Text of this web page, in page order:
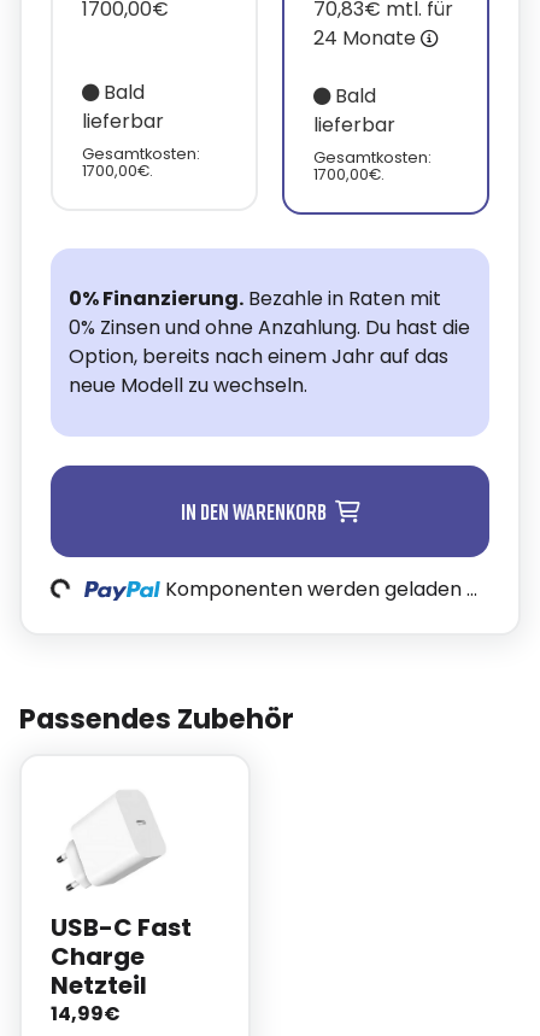
1700,00€
Bald
lieferbar
Gesamtkosten:
1700,00€.
70,83€ mtl. für
24 Monate
Bald
lieferbar
Gesamtkosten:
1700,00€.
0% Finanzierung. Bezahle in Raten mit
0% Zinsen und ohne Anzahlung. Du hast die
Option, bereits nach einem Jahr auf das
neue Modell zu wechseln.
In den Warenkorb
Loading... Komponenten werden geladen ...
Passendes Zubehör
USB-C Fast
Charge
Netzteil
14,99€